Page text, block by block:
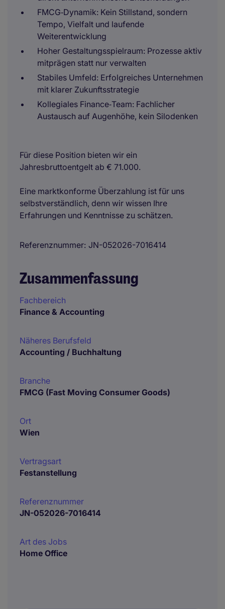
FMCG‑Dynamik: Kein Stillstand, sondern
Tempo, Vielfalt und laufende
Weiterentwicklung
Hoher Gestaltungsspielraum: Prozesse aktiv
mitprägen statt nur verwalten
Stabiles Umfeld: Erfolgreiches Unternehmen
mit klarer Zukunftsstrategie
Kollegiales Finance‑Team: Fachlicher
Austausch auf Augenhöhe, kein Silodenken
Für diese Position bieten wir ein
Jahresbruttoentgelt ab € 71.000.
Eine marktkonforme Überzahlung ist für uns
selbstverständlich, denn wir wissen Ihre
Erfahrungen und Kenntnisse zu schätzen.
Referenznummer JN-052026-7016414
Zusammenfassung
Fachbereich
Finance & Accounting
Näheres Berufsfeld
Accounting / Buchhaltung
Branche
FMCG (Fast Moving Consumer Goods)
Ort
Wien
Vertragsart
Festanstellung
Referenznummer
JN-052026-7016414
Art des Jobs
Home Office